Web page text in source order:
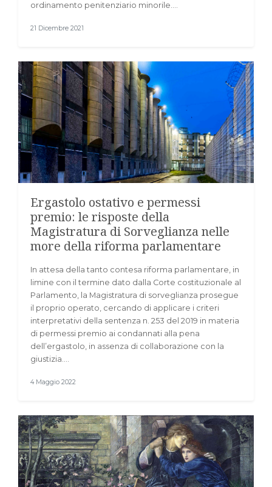
ordinamento penitenziario minorile.…
21 Dicembre 2021
Ergastolo ostativo e permessi
premio: le risposte della
Magistratura di Sorveglianza nelle
more della riforma parlamentare
In attesa della tanto contesa riforma parlamentare, in
limine con il termine dato dalla Corte costituzionale al
Parlamento, la Magistratura di sorveglianza prosegue
il proprio operato, cercando di applicare i criteri
interpretativi della sentenza n. 253 del 2019 in materia
di permessi premio ai condannati alla pena
dell’ergastolo, in assenza di collaborazione con la
giustizia.…
4 Maggio 2022